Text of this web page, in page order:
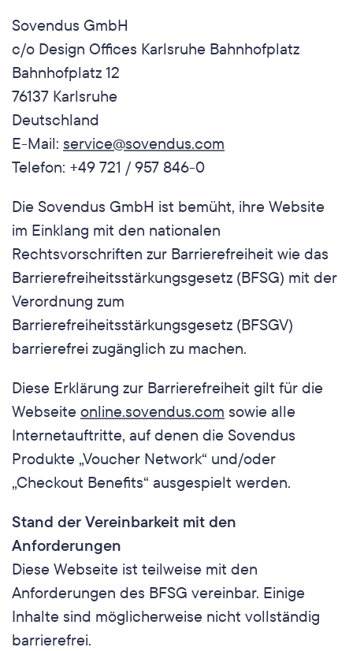
Sovendus GmbH
c/o Design Offices Karlsruhe Bahnhofplatz
Bahnhofplatz 12
76137 Karlsruhe
Deutschland
E-Mail: service@sovendus.com
Telefon: +49 721 / 957 846-0
Die Sovendus GmbH ist bemüht, ihre Website
im Einklang mit den nationalen
Rechtsvorschriften zur Barrierefreiheit wie das
Barrierefreiheitsstärkungsgesetz (BFSG) mit der
Verordnung zum
Barrierefreiheitsstärkungsgesetz (BFSGV)
barrierefrei zugänglich zu machen.
Diese Erklärung zur Barrierefreiheit gilt für die
Webseite online.sovendus.com sowie alle
Internetauftritte, auf denen die Sovendus
Produkte „Voucher Network“ und/oder
„Checkout Benefits“ ausgespielt werden.
Stand der Vereinbarkeit mit den
Anforderungen
Diese Webseite ist teilweise mit den
Anforderungen des BFSG vereinbar. Einige
Inhalte sind möglicherweise nicht vollständig
barrierefrei.